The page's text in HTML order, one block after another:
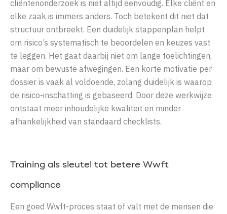
cliëntenonderzoek is niet altijd eenvoudig. Elke cliënt en
elke zaak is immers anders. Toch betekent dit niet dat
structuur ontbreekt. Een duidelijk stappenplan helpt
om risico’s systematisch te beoordelen en keuzes vast
te leggen. Het gaat daarbij niet om lange toelichtingen,
maar om bewuste afwegingen. Een korte motivatie per
dossier is vaak al voldoende, zolang duidelijk is waarop
de risico-inschatting is gebaseerd. Door deze werkwijze
ontstaat meer inhoudelijke kwaliteit en minder
afhankelijkheid van standaard checklists.
Training als sleutel tot betere Wwft
compliance
Een goed Wwft-proces staat of valt met de mensen die